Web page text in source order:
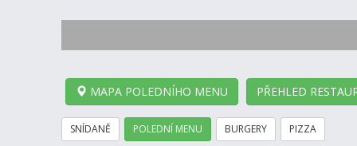
MAPA POLEDNÍHO MENU PŘEHLED
SNÍDANĚ POLEDNÍ MENU BURGERY PIZZA